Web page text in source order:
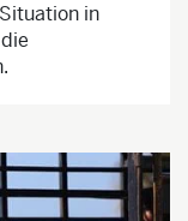
in